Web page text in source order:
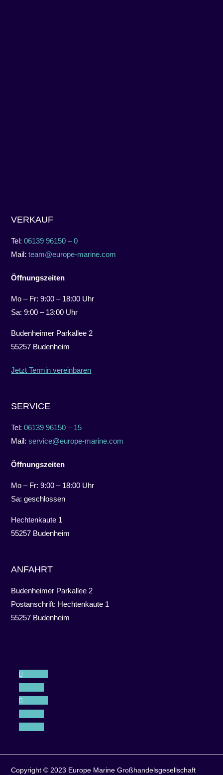
VERKAUF
Tel:06139 96150 – 0
Mail:team@europe-marine.com
Öffnungszeiten
Mo – Fr: 9:00 – 18:00 Uhr
Sa: 9:00 – 13:00 Uhr
Budenheimer Parkallee 2
55257 Budenheim
Jetzt Termin vereinbaren
SERVICE
Tel:06139 96150 – 15
Mail:service@europe-marine.com
Öffnungszeiten
Mo – Fr: 9:00 – 18:00 Uhr
Sa: geschlossen
Hechtenkaute 1
55257 Budenheim
ANFAHRT
Budenheimer Parkallee 2
Postanschrift: Hechtenkaute 1
55257 Budenheim
Copyright © 2023 Europe Marine Großhandelsgesellschaft